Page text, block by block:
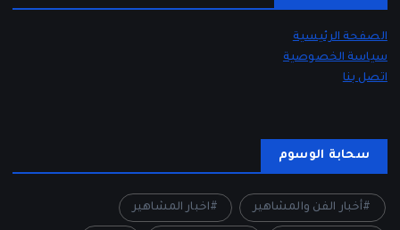
الصفحة الرئيسية
سياسة الخصوصية
اتصل بنا
سحابة الوسوم
أخبار الفن والمشاهير اخبار المشاهير